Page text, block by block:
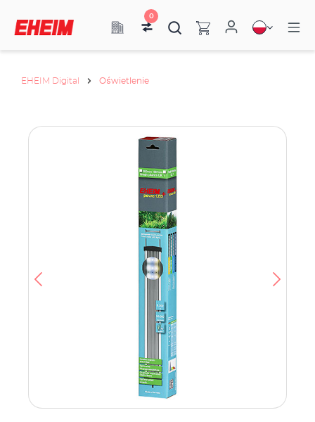
0
EHEIM Digital Oświetlenie